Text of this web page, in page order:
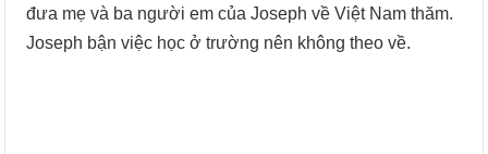
đưa mẹ và ba người em của Joseph về Việt Nam thăm.
Joseph bận việc học ở trường nên không theo về.